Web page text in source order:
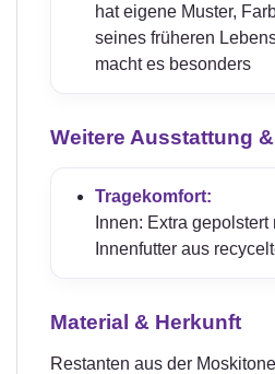
hat eigene Muster,
seines früheren
macht es besonders
Weitere Ausstattung
Tragekomfort:
Innen: Extra
Innenfutter aus
Material & Herkunft
Restanten aus der